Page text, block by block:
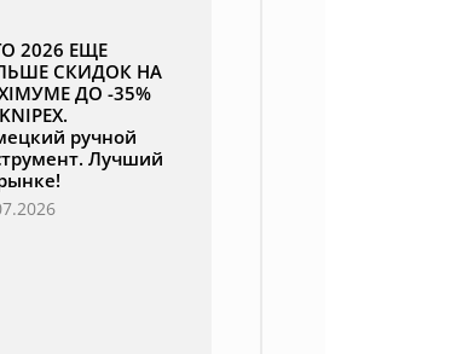
2026 ЕЩЕ
СКИДОК НА
ДО -35%
ручной
Лучший